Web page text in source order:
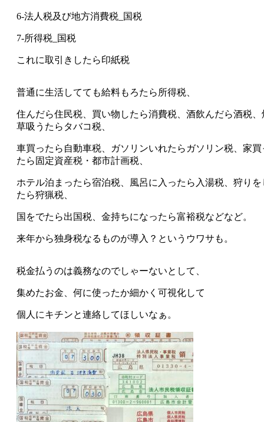
6-法人税及び地方消費税 国税
7-所得税 国税
これに取引きしたら印紙税
普通に生活してても給料もろたら所得税、
住んだら住民税、買い物したら消費税、酒飲んだら酒税、
草吸うたらタバコ税、
車買ったら自動車税、ガソリンいれたらガソリン税、家買
たら固定資産税・都市計画税、
ホテル泊まったら宿泊税、風呂に入ったら入湯税、狩りを
たら狩猟税、
国をでたら出国税、金持ちになったら富裕税などなど。
来年から独身税なるものが導入？というウワサも。
税金払うのは義務なのでしゃーないとして、
集めたお金、何に使ったか細かく可視化して
個人にキチンと連絡してほしいなぁ。